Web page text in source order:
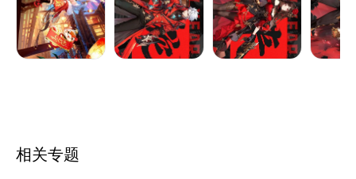
【征战魔界，天命集结】
魔之缝隙开启，深入缝隙之中，探寻传说中遗落的神
式，更高燃的战斗技巧，让你体验全新的竞技盛宴！
相关专题